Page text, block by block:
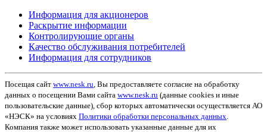
Информация для акционеров
Раскрытие информации
Контролирующие органы
Качество обслуживания потребителей
Информация для сотрудников
Посещая сайт www.nesk.ru , Вы предоставляете согласие на обработку
данных о посещении Вами сайта www.nesk.ru (данные cookies и иные
пользовательские данные), сбор которых автоматически осуществляется АО
«НЭСК» на условиях Политики обработки персональных данных
Компания также может использовать указанные данные для их